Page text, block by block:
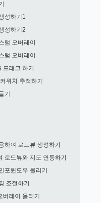
성하기1
성하기2
텀 오버레이
텀 오버레이
래그 하기
위치 추적하기
기
하여 로드뷰 생성하기
로드뷰와 지도 연동하기
포윈도우 올리기
조절하기
레이 올리기